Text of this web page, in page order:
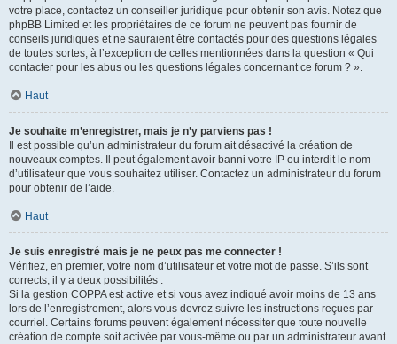
votre place, contactez un conseiller juridique pour obtenir son avis. Notez que
phpBB Limited et les propriétaires de ce forum ne peuvent pas fournir de
conseils juridiques et ne sauraient être contactés pour des questions légales
de toutes sortes, à l’exception de celles mentionnées dans la question « Qui
contacter pour les abus ou les questions légales concernant ce forum ? ».
Haut
Je souhaite m’enregistrer, mais je n’y parviens pas !
Il est possible qu’un administrateur du forum ait désactivé la création de
nouveaux comptes. Il peut également avoir banni votre IP ou interdit le nom
d’utilisateur que vous souhaitez utiliser. Contactez un administrateur du forum
pour obtenir de l’aide.
Haut
Je suis enregistré mais je ne peux pas me connecter !
Vérifiez, en premier, votre nom d’utilisateur et votre mot de passe. S’ils sont
corrects, il y a deux possibilités :
Si la gestion COPPA est active et si vous avez indiqué avoir moins de 13 ans
lors de l’enregistrement, alors vous devrez suivre les instructions reçues par
courriel. Certains forums peuvent également nécessiter que toute nouvelle
création de compte soit activée par vous-même ou par un administrateur avant